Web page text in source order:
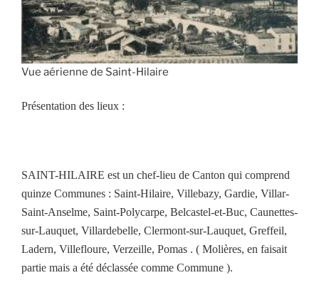
Vue aérienne de Saint-Hilaire
Présentation des lieux :
SAINT-HILAIRE est un chef-lieu de Canton qui comprend
quinze Communes : Saint-Hilaire, Villebazy, Gardie, Villar-
Saint-Anselme, Saint-Polycarpe, Belcastel-et-Buc, Caunettes-
sur-Lauquet, Villardebelle, Clermont-sur-Lauquet, Greffeil,
Ladern, Villefloure, Verzeille, Pomas . ( Molières, en faisait
partie mais a été déclassée comme Commune ).